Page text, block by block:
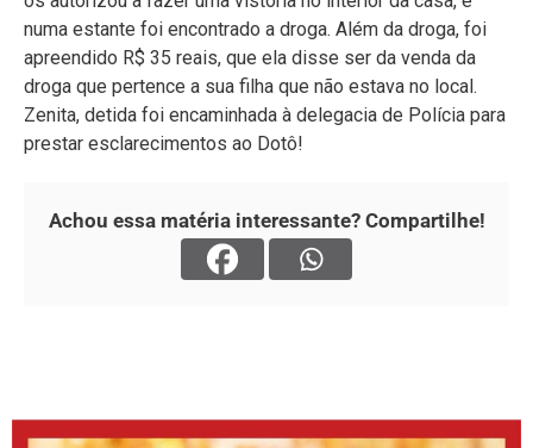
numa estante foi encontrado a droga. Além da droga, foi
apreendido R$ 35 reais, que ela disse ser da venda da
droga que pertence a sua filha que não estava no local.
Zenita, detida foi encaminhada à delegacia de Polícia para
prestar esclarecimentos ao Dotô!
Achou essa matéria interessante? Compartilhe!